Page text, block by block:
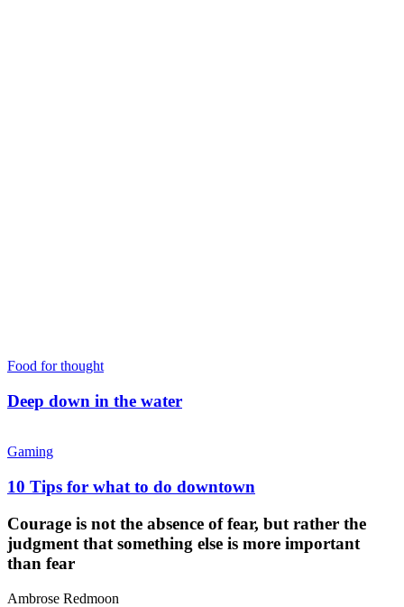
Food for thought
Deep down in the water
Gaming
10 Tips for what to do downtown
Courage is not the absence of fear, but rather the
judgment that something else is more important
than fear
Ambrose Redmoon